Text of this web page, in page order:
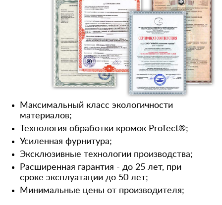
Максимальный класс экологичности
материалов;
Технология обработки кромок ProTect®;
Усиленная фурнитура;
Эксклюзивные технологии производства;
Расширенная гарантия - до 25 лет, при
сроке эксплуатации до 50 лет;
Минимальные цены от производителя;